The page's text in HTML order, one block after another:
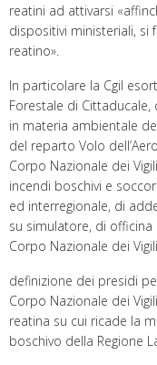
reatini ad attivarsi
dispositivi ministeriali, si
reatino».
In particolare la Cgil
Forestale di
in materia ambientale
del reparto Volo
Corpo Nazionale dei
incendi boschivi e
ed interregionale, di
su simulatore, di
Corpo Nazionale dei
definizione dei presidi
Corpo Nazionale dei
reatina su cui ricade la
boschivo della Regione